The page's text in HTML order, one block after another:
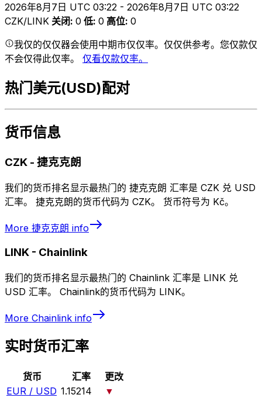
2026年8月7日 UTC 03:22 - 2026年8月7日 UTC 03:22
CZK/LINK 关闭: 0 低: 0 高位: 0
我仅的仅仅器会使用中期市仅仅率。仅仅供参考。您仅款仅
不会仅得此仅率。 仅看仅款仅率。
热门美元(USD)配对
货币信息
CZK - 捷克克朗
我们的货币排名显示最热门的 捷克克朗 汇率是 CZK 兑 USD
汇率。 捷克克朗的货币代码为 CZK。 货币符号为 Kč。
More 捷克克朗 info
LINK - Chainlink
我们的货币排名显示最热门的 Chainlink 汇率是 LINK 兑
USD 汇率。 Chainlink的货币代码为 LINK。
More Chainlink info
实时货币汇率
货币 汇率
更改
EUR / USD 1.15214
▼